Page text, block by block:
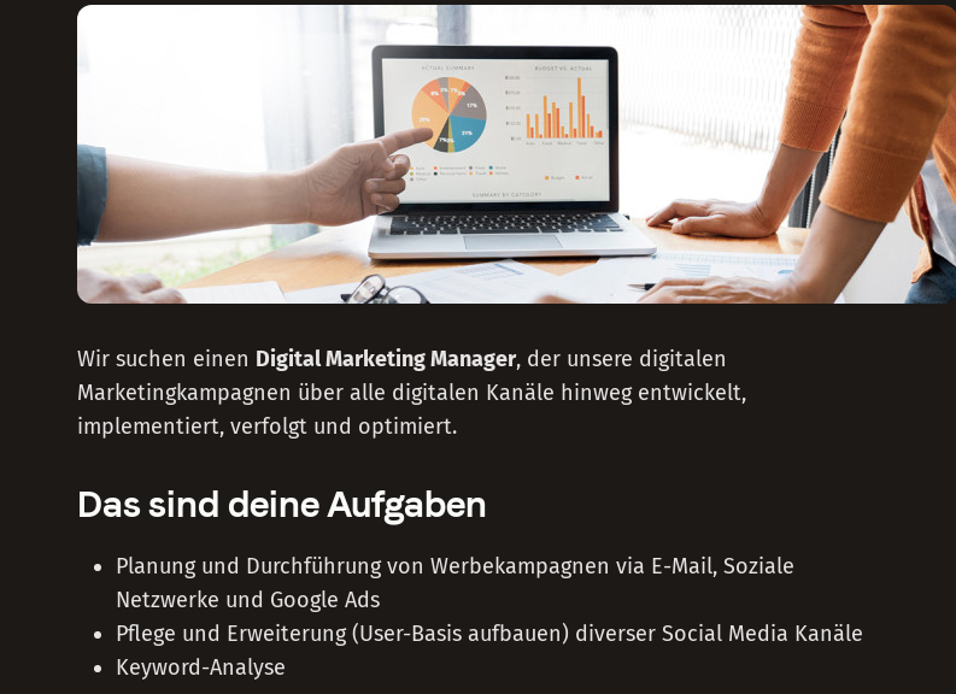
Wir suchen einen Digital Marketing Manager, der unsere digitalen
Marketingkampagnen über alle digitalen Kanäle hinweg entwickelt,
implementiert, verfolgt und optimiert.
Das sind deine Aufgaben
Planung und Durchführung von Werbekampagnen via E-Mail, Soziale
Netzwerke und Google Ads
Pflege und Erweiterung (User-Basis aufbauen) diverser Social Media Kanäle
Keyword-Analyse